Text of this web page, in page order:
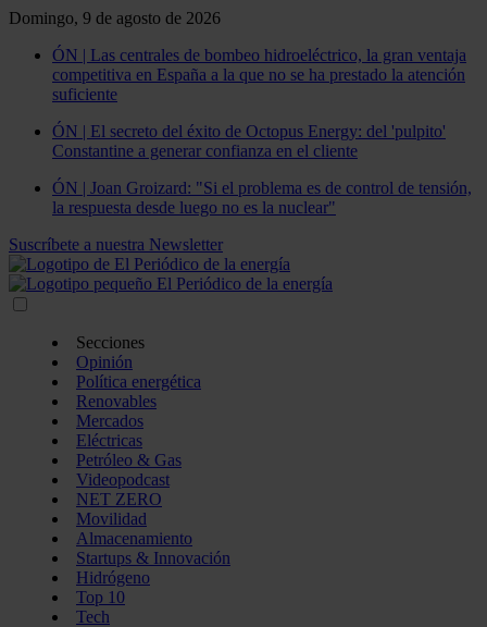
Domingo, 9 de agosto de 2026
ÓN | Las centrales de bombeo hidroeléctrico, la gran ventaja
competitiva en España a la que no se ha prestado la atención
suficiente
ÓN | El secreto del éxito de Octopus Energy: del 'pulpito'
Constantine a generar confianza en el cliente
ÓN | Joan Groizard: "Si el problema es de control de tensión,
la respuesta desde luego no es la nuclear"
Suscríbete a nuestra Newsletter
Secciones
Opinión
Política energética
Renovables
Mercados
Eléctricas
Petróleo & Gas
Videopodcast
NET ZERO
Movilidad
Almacenamiento
Startups & Innovación
Hidrógeno
Top 10
Tech